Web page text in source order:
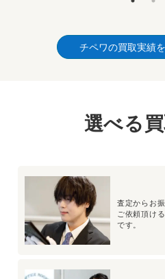
チペワの買取実績
選べる
査定からお
ご依頼頂け
です。